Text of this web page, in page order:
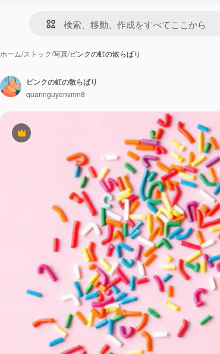
ホーム/ストック/写真/ピンクの虹の散らばり
Premium
ピンクの虹の散らばり
quannguyenvmn8